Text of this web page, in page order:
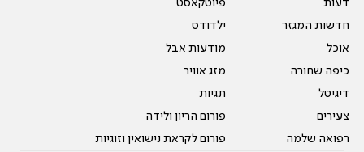
דעות
חדשות המגזר
אוכל
כיפה שחורה
דיגיטל
צעירים
רפואה שלמה
פיוטקאסט
ילדודס
מודעות אבל
מזג אוויר
תגיות
פורום הריון ולידה
פורום לקראת נישואין וזוגיות